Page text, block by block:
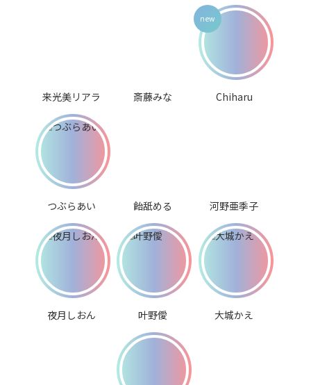
来光美リアラ 斎藤みな Chiharu
つぶらあい 飴舐める 河野亜季子
夜月しおん 叶野僾 大城かえ